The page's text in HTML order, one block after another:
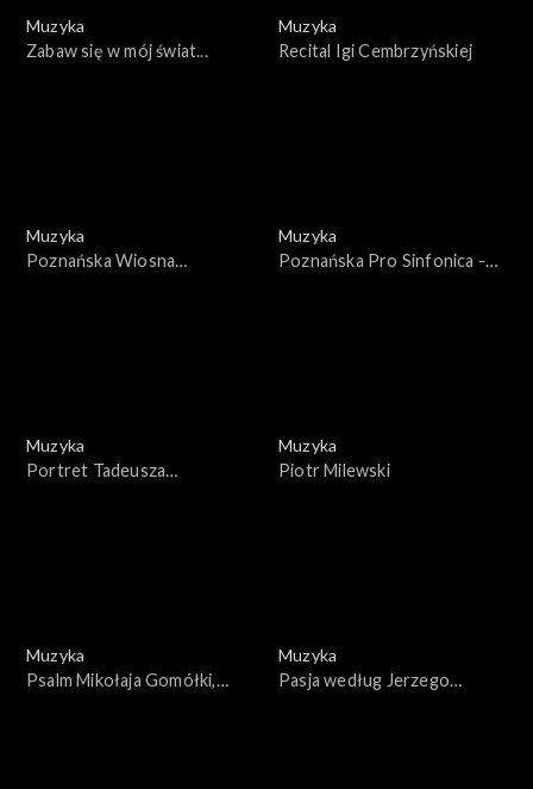
Muzyka
Zabaw się w mój świat...
Muzyka
Recital Igi Cembrzyńskiej
Muzyka
Poznańska Wiosna
Muzyka
Poznańska Pro Sinfonica -
Muzyka
Portret Tadeusza
Muzyka
Piotr Milewski
Muzyka
Psalm Mikołaja Gomółki,
Muzyka
Pasja według Jerzego